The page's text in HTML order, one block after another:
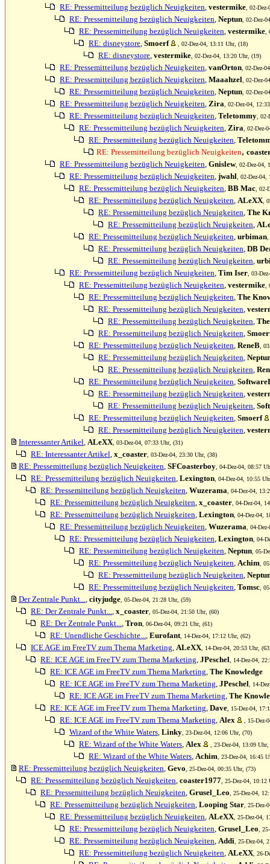
RE: Pressemitteilung bezüglich Neuigkeiten, vestermike , 02-
RE: Pressemitteilung bezüglich Neuigkeiten, Neptun , 02-Dez-
RE: Pressemitteilung bezüglich Neuigkeiten, vestermike
RE: disneystore, Smoerf , 02-Dez-04, 13:11 Uhr, (18)
RE: disneystore, vestermike , 02-Dez-04, 13:20 Uhr, (19)
RE: Pressemitteilung bezüglich Neuigkeiten, vanOrton , 02-Dez-
RE: Pressemitteilung bezüglich Neuigkeiten, Maaahzel , 02-Dez-
RE: Pressemitteilung bezüglich Neuigkeiten, Neptun , 02-Dez-
RE: Pressemitteilung bezüglich Neuigkeiten, Zira , 02-Dez-04,
RE: Pressemitteilung bezüglich Neuigkeiten, Teletommy ,
RE: Pressemitteilung bezüglich Neuigkeiten, Zira , 02-Dez-
RE: Pressemitteilung bezüglich Neuigkeiten,
RE: Pressemitteilung bezüglich Neuigkeiten,
RE: Pressemitteilung bezüglich Neuigkeiten, Gnislew, 02-Dez-04,
RE: Pressemitteilung bezüglich Neuigkeiten, jwahl , 02-Dez-
RE: Pressemitteilung bezüglich Neuigkeiten, BB Mac ,
RE: Pressemitteilung bezüglich Neuigkeiten, ALeXX ,
RE: Pressemitteilung bezüglich Neuigkeiten, The
RE: Pressemitteilung bezüglich Neuigkeiten,
RE: Pressemitteilung bezüglich Neuigkeiten, urbiman
RE: Pressemitteilung bezüglich Neuigkeiten, DB
RE: Pressemitteilung bezüglich Neuigkeiten,
RE: Pressemitteilung bezüglich Neuigkeiten, Tim Iser , 03-
RE: Pressemitteilung bezüglich Neuigkeiten, vestermike
RE: Pressemitteilung bezüglich Neuigkeiten, The
RE: Pressemitteilung bezüglich Neuigkeiten,
RE: Pressemitteilung bezüglich Neuigkeiten,
RE: Pressemitteilung bezüglich Neuigkeiten,
RE: Pressemitteilung bezüglich Neuigkeiten, ReneB ,
RE: Pressemitteilung bezüglich Neuigkeiten,
RE: Pressemitteilung bezüglich Neuigkeiten,
RE: Pressemitteilung bezüglich Neuigkeiten,
RE: Pressemitteilung bezüglich Neuigkeiten,
RE: Pressemitteilung bezüglich Neuigkeiten,
RE: Pressemitteilung bezüglich Neuigkeiten, Smoerf
RE: Pressemitteilung bezüglich Neuigkeiten,
Interessanter Artikel, ALeXX , 03-Dez-04, 07:33 Uhr, (31)
RE: Interessanter Artikel, x_coaster , 03-Dez-04, 23:30 Uhr, (38)
RE: Pressemitteilung bezüglich Neuigkeiten, SFCoasterboy , 04-Dez-04, 08:57
RE: Pressemitteilung bezüglich Neuigkeiten, Lexington , 04-Dez-04, 10:55
RE: Pressemitteilung bezüglich Neuigkeiten, Wuzerama , 04-Dez-04,
RE: Pressemitteilung bezüglich Neuigkeiten, x_coaster , 04-Dez-04,
RE: Pressemitteilung bezüglich Neuigkeiten, Lexington , 04-Dez-04,
RE: Pressemitteilung bezüglich Neuigkeiten, Wuzerama , 04-
RE: Pressemitteilung bezüglich Neuigkeiten, Lexington , 04-
RE: Pressemitteilung bezüglich Neuigkeiten, Neptun , 05-
RE: Pressemitteilung bezüglich Neuigkeiten, Achim ,
RE: Pressemitteilung bezüglich Neuigkeiten,
RE: Pressemitteilung bezüglich Neuigkeiten, Tomsc ,
Der Zentrale Punkt..., cityjudge , 05-Dez-04, 21:28 Uhr, (59)
RE: Der Zentrale Punkt..., x_coaster , 05-Dez-04, 21:50 Uhr, (60)
RE: Der Zentrale Punkt..., Tron , 06-Dez-04, 09:21 Uhr, (61)
RE: Unendliche Geschichte..., Eurofant , 14-Dez-04, 17:12 Uhr, (62)
ICE AGE im FreeTV zum Thema Marketing, ALeXX , 14-Dez-04, 20:53 Uhr,
RE: ICE AGE im FreeTV zum Thema Marketing, JPeschel , 14-Dez-04,
RE: ICE AGE im FreeTV zum Thema Marketing, The Knowledge
RE: ICE AGE im FreeTV zum Thema Marketing, JPeschel , 14-
RE: ICE AGE im FreeTV zum Thema Marketing, The
RE: ICE AGE im FreeTV zum Thema Marketing, Dave , 15-Dez-04,
RE: ICE AGE im FreeTV zum Thema Marketing, Alex , 15-
Wizard of the White Waters, Linky , 23-Dez-04, 12:06 Uhr, (70)
RE: Wizard of the White Waters, Alex , 23-Dez-04, 13:09
RE: Wizard of the White Waters, Achim , 23-Dez-04, 16:45
RE: Pressemitteilung bezüglich Neuigkeiten, Gevo , 25-Dez-04, 00:35 Uhr, (73)
RE: Pressemitteilung bezüglich Neuigkeiten, coaster1977 , 25-Dez-04, 10:12
RE: Pressemitteilung bezüglich Neuigkeiten, Grusel_Leo , 25-Dez-04,
RE: Pressemitteilung bezüglich Neuigkeiten, Looping Star , 25-
RE: Pressemitteilung bezüglich Neuigkeiten, ALeXX , 25-Dez-04,
RE: Pressemitteilung bezüglich Neuigkeiten, Grusel_Leo ,
RE: Pressemitteilung bezüglich Neuigkeiten, Addi , 25-Dez-04,
RE: Pressemitteilung bezüglich Neuigkeiten, ALeXX , 26-